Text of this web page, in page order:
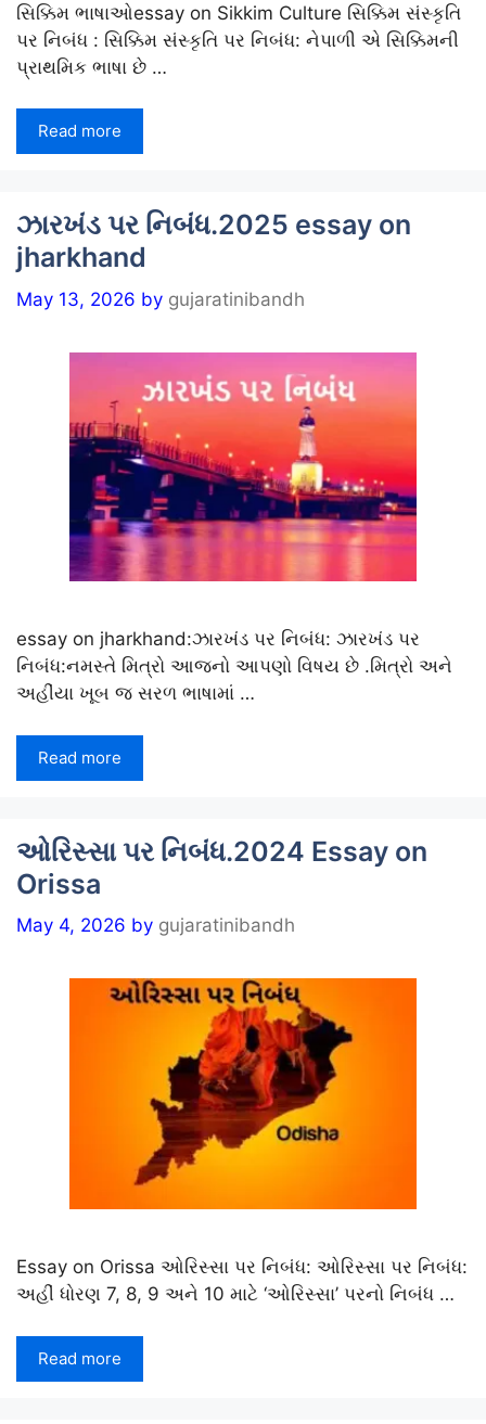
સિક્કિમ ભાષાઓessay on Sikkim Culture સિક્કિમ સંસ્કૃતિ
પર નિબંધ : સિક્કિમ સંસ્કૃતિ પર નિબંધ: નેપાળી એ સિક્કિમની
પ્રાથમિક ભાષા છે …
Read more
ઝારખંડ પર નિબંધ.2025 essay on
jharkhand
May 13, 2026 by gujaratinibandh
essay on jharkhand:ઝારખંડ પર નિબંધ: ઝારખંડ પર
નિબંધ:નમસ્તે મિત્રો આજનો આપણો વિષય છે .મિત્રો અને
અહીંયા ખૂબ જ સરળ ભાષામાં …
Read more
ઓરિસ્સા પર નિબંધ.2024 Essay on
Orissa
May 4, 2026 by gujaratinibandh
Essay on Orissa ઓરિસ્સા પર નિબંધ: ઓરિસ્સા પર નિબંધ:
અહીં ધોરણ 7, 8, 9 અને 10 માટે ‘ઓરિસ્સા’ પરનો નિબંધ …
Read more